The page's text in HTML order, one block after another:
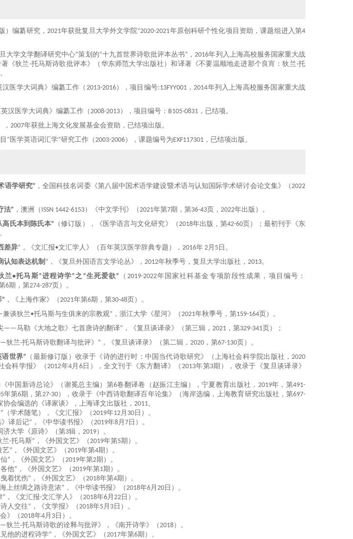
）编纂研究， 2021年获批复旦大学外文学院“2020-2021年原创科研个性化项目资助，课题组进入第4
大学文学翻译研究中心”策划的“十九首世界诗歌批评本丛书” ，2016年列入上海高校服务国家重大战
《狄兰·托马斯诗歌批评本》 （华东师范大学出版社）和译著《不要温顺地走进那个良宵：狄兰·托
。
汉医学大词典》 编纂工作 （ 2013-2016） ，项目编号:13FYY001 ，2014年列入上海高校服务国家重大战
英汉医学大词典》 编纂工作 （2008-2013） ， 项目 编号： B105-0831 ， 已结项。
2007年获批上海文化发展基金会资助，已结项出版。
“医学英语词汇学”研究工作 （2003-2006） ，课题编号为EXF117301 ， 已结项出版。
语学研究” ，全国科技名词委《第八届中国术语学建设暨术语与认知国际学术研讨会论文集》（2022
法” ，澳洲（ ISSN 1442-6153）《中文学刊》（2021年第7期，第36-43页， 2022年出版）。
高氏本到陈氏本” （修订版） ， 《医学语言与文化研究》（2018年出版，第42-60页） ； 最初刊于《东
。
差异”，《文汇报•文汇学人》（百年英汉医学辞典专题）， 2016年 2月 5 日。
认知表达机制 ”， 《复旦外国语言文学论丛》 ， 2012年秋季号，复旦大学出版社， 2013。
兰•托马斯“进程诗学”之“生死爱欲” （ 2019-2022年国家社科基金专项阶段性成果， 项目 编号：
6期，第274-287页）。
，《上海作家》（2021年第6期，第30-48页）。
谈狄兰•托马斯与生俱来的宗教观” ， 浙江大学《星河》（2021年秋季号，第159-164页 ）。
——马勒《大地之歌》七首唐诗的翻译”， 《复旦谈译录》 （第三辑， 2021 ，第329-341页 ）
；
狄兰·托马斯诗歌翻译与批评》” ， 《复旦谈译录》 （第二辑， 2020 ，第67-130页）。
语世界” （最新修订版）收录于《诗的进行时：中国当代诗歌研究》（上海社会科学院出版社，2020
会科学报》 （2012年4月 6日），全文刊于《东方翻译》 （ 2013年第3期） ， 收录于 《复旦谈译录》
《中国新诗总论》（谢冕总主编）第6卷翻译卷（赵振江主编），宁夏教育出版社， 2019年，第491-
年第6期，第27-30），收录于《中西诗歌翻译百年论集》（海岸选编，上海教育研究出版社，第697-
协会编选的《译家谈》，上海译文出版社， 2011。
（学术随笔） ，《文汇报》（2019年12月 30 日）。
译后记” ， 《中华读书报》 （2019年8月 7 日）。
济大学《原诗》（第3辑， 2019）。
兰·托马斯” ， 《外国文艺》（2019年第5期）。
艺” ， 《外国文艺》（2019年第4期）。
” ， 《外国文艺》（2019年第2期）。
他” ， 《外国文艺》（2019年第1期）。
着忧伤” ， 《外国文艺》 （2018年第4期 ）。
上丝绸之路诗意浓” ， 《中华读书报》 （2018年6月 20 日 ）。
” ， 《文汇报-文汇学人》 （2018年6月 22 日 ） 。
人交往” ， 《文学报》 （2018年5月 3 日 ）。
》 （2018年4月 3 日 ）。
狄兰·托马斯诗歌的诠释与批评》 ， 《南开诗学》 （2018）。
他的进程诗学” ， 《外国文艺》 （2017年第6期 ）。